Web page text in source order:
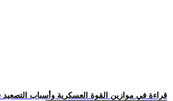
.. قراءة في موازين القوة العسكرية وأسباب